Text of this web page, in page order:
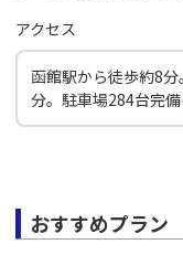
アクセス
函館駅から徒歩約8
分。駐車場284台完
おすすめプラン